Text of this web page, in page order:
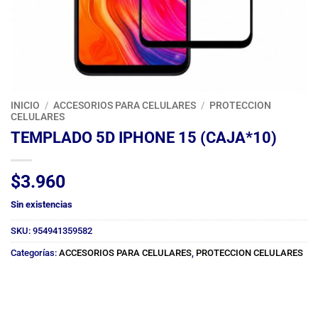
INICIO / ACCESORIOS PARA CELULARES / PROTECCION
CELULARES
TEMPLADO 5D IPHONE 15 (CAJA*10)
$3.960
Sin existencias
SKU: 954941359582
Categorías: ACCESORIOS PARA CELULARES PROTECCION CELULARES